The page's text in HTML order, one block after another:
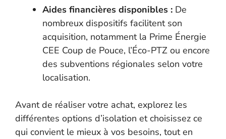
Aides financières disponibles : De
nombreux dispositifs facilitent son
acquisition, notamment la Prime Énergie
CEE Coup de Pouce, l’Éco-PTZ ou encore
des subventions régionales selon votre
localisation.
Avant de réaliser votre achat, explorez les
différentes options d’isolation et choisissez ce
qui convient le mieux à vos besoins, tout en